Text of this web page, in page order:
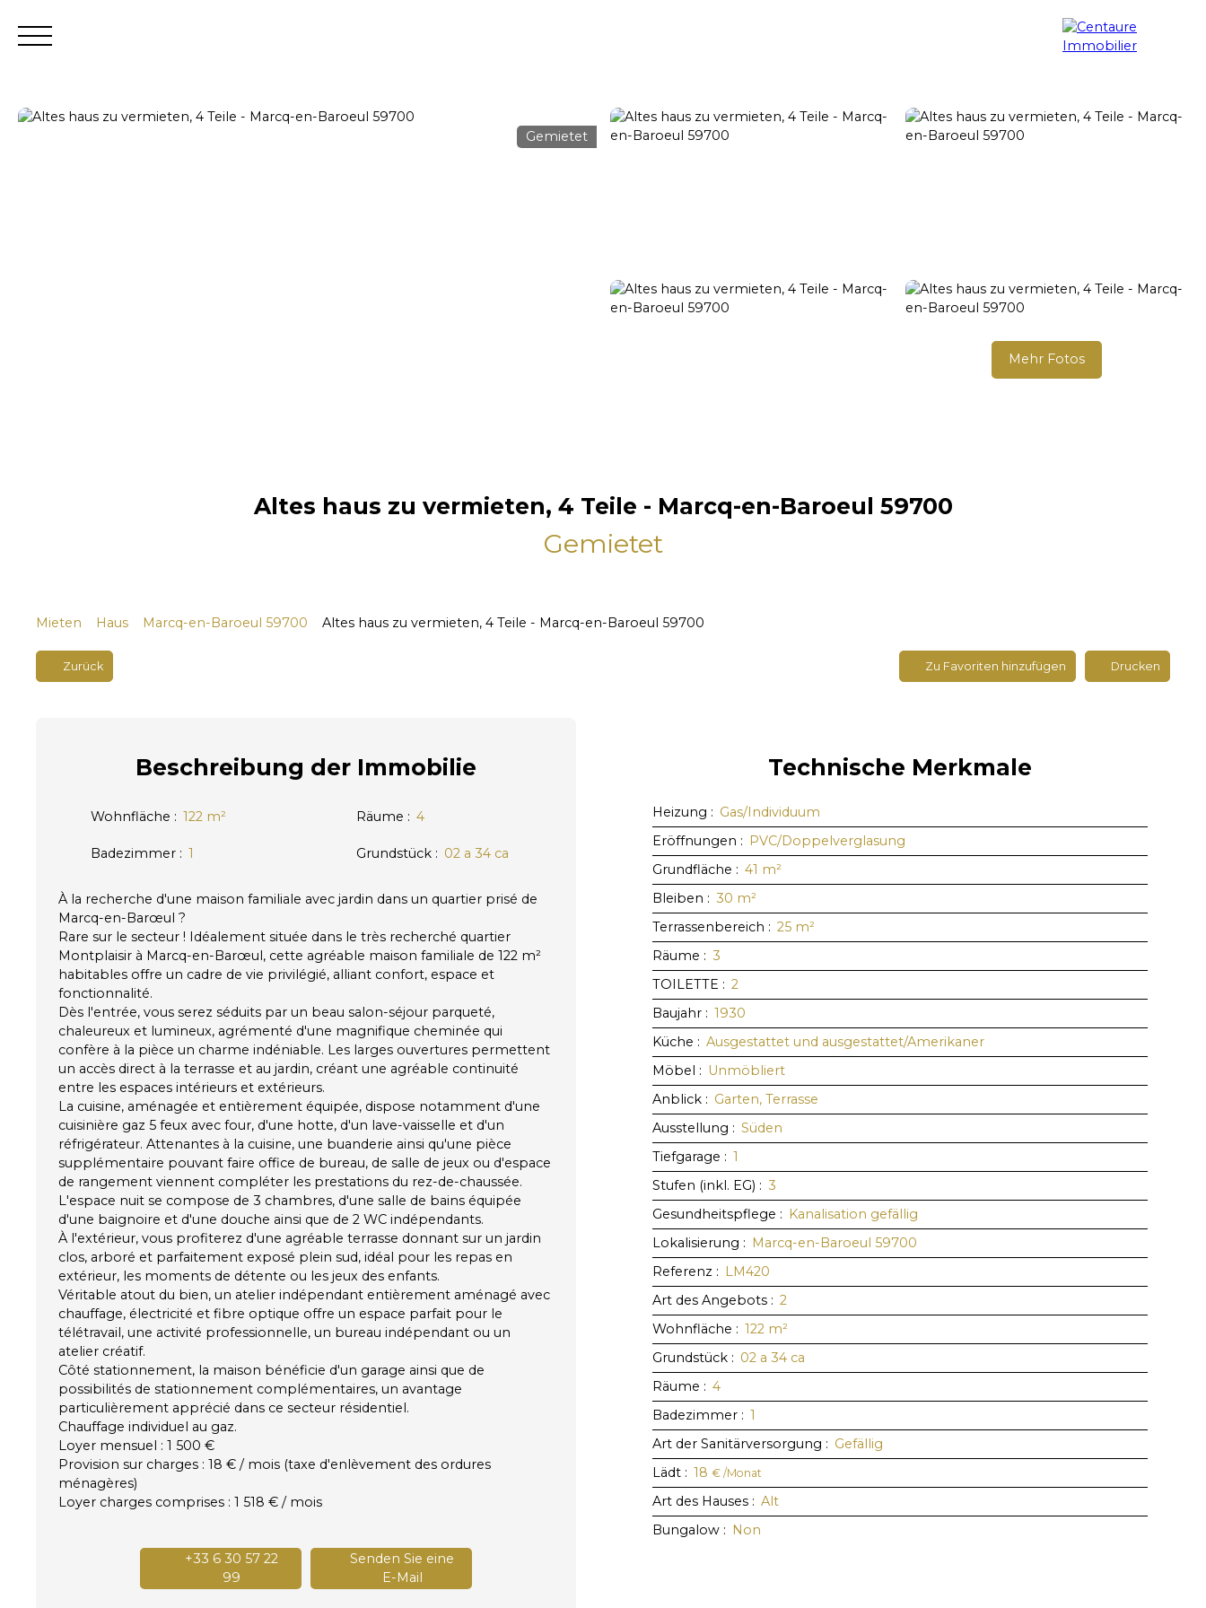
Transaktion Vermietungsmanagement Renovierung Immobiliensuche Blog Kontakt
Gemietet
Mehr Fotos
Altes haus zu vermieten, 4 Teile - Marcq-en-Baroeul 59700
Gemietet
Mieten Haus Marcq-en-Baroeul 59700 Altes haus zu vermieten, 4 Teile - Marcq-en-Baroeul 59700
Zurück Zu Favoriten hinzufügen Drucken
Beschreibung der Immobilie
Wohnfläche : 122 m² Räume : 4
Badezimmer : 1 Grundstück : 02 a 34 ca
À la recherche d'une maison familiale avec jardin dans un quartier prisé de
Marcq-en-Barœul ?
Rare sur le secteur ! Idéalement située dans le très recherché quartier
Montplaisir à Marcq-en-Barœul, cette agréable maison familiale de 122 m²
habitables offre un cadre de vie privilégié, alliant confort, espace et
fonctionnalité.
Dès l'entrée, vous serez séduits par un beau salon-séjour parqueté,
chaleureux et lumineux, agrémenté d'une magnifique cheminée qui
confère à la pièce un charme indéniable. Les larges ouvertures permettent
un accès direct à la terrasse et au jardin, créant une agréable continuité
entre les espaces intérieurs et extérieurs.
La cuisine, aménagée et entièrement équipée, dispose notamment d'une
cuisinière gaz 5 feux avec four, d'une hotte, d'un lave-vaisselle et d'un
réfrigérateur. Attenantes à la cuisine, une buanderie ainsi qu'une pièce
supplémentaire pouvant faire office de bureau, de salle de jeux ou d'espace
de rangement viennent compléter les prestations du rez-de-chaussée.
L'espace nuit se compose de 3 chambres, d'une salle de bains équipée
d'une baignoire et d'une douche ainsi que de 2 WC indépendants.
À l'extérieur, vous profiterez d'une agréable terrasse donnant sur un jardin
clos, arboré et parfaitement exposé plein sud, idéal pour les repas en
extérieur, les moments de détente ou les jeux des enfants.
Véritable atout du bien, un atelier indépendant entièrement aménagé avec
chauffage, électricité et fibre optique offre un espace parfait pour le
télétravail, une activité professionnelle, un bureau indépendant ou un
atelier créatif.
Côté stationnement, la maison bénéficie d'un garage ainsi que de
possibilités de stationnement complémentaires, un avantage
particulièrement apprécié dans ce secteur résidentiel.
Chauffage individuel au gaz.
Loyer mensuel : 1 500 €
Provision sur charges : 18 € / mois (taxe d'enlèvement des ordures
ménagères)
Loyer charges comprises : 1 518 € / mois
+33 6 30 57 22
99
Senden Sie eine
E-Mail
Technische Merkmale
Heizung : Gas/Individuum
Eröffnungen : PVC/Doppelverglasung
Grundfläche : 41 m²
Bleiben : 30 m²
Terrassenbereich : 25 m²
Räume : 3
TOILETTE : 2
Baujahr : 1930
Küche : Ausgestattet und ausgestattet/Amerikaner
Möbel : Unmöbliert
Anblick : Garten, Terrasse
Ausstellung : Süden
Tiefgarage : 1
Stufen (inkl. EG) : 3
Gesundheitspflege : Kanalisation gefällig
Lokalisierung : Marcq-en-Baroeul 59700
Referenz : LM420
Art des Angebots : 2
Wohnfläche : 122 m²
Grundstück : 02 a 34 ca
Räume : 4
Badezimmer : 1
Art der Sanitärversorgung : Gefällig
Lädt : 18 € /Monat
Art des Hauses : Alt
Bungalow : Non